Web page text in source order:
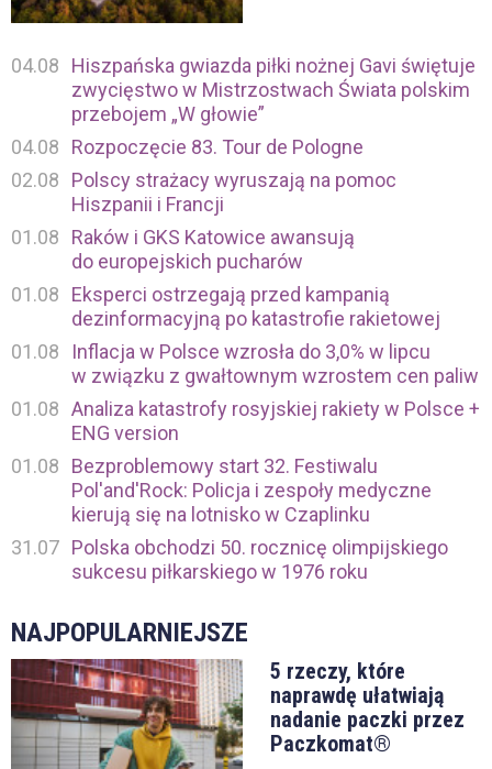
04.08
Hiszpańska gwiazda piłki nożnej Gavi świętuje
zwycięstwo w Mistrzostwach Świata polskim
przebojem „W głowie”
04.08
Rozpoczęcie 83. Tour de Pologne
02.08
Polscy strażacy wyruszają na pomoc
Hiszpanii i Francji
01.08
Raków i GKS Katowice awansują
do europejskich pucharów
01.08
Eksperci ostrzegają przed kampanią
dezinformacyjną po katastrofie rakietowej
01.08
Inflacja w Polsce wzrosła do 3,0% w lipcu
w związku z gwałtownym wzrostem cen paliw
01.08 Analiza katastrofy rosyjskiej rakiety w Polsce +
ENG version
01.08
Bezproblemowy start 32. Festiwalu
Pol'and'Rock: Policja i zespoły medyczne
kierują się na lotnisko w Czaplinku
31.07 Polska obchodzi 50. rocznicę olimpijskiego
sukcesu piłkarskiego w 1976 roku
NAJPOPULARNIEJSZE
5 rzeczy, które
naprawdę ułatwiają
nadanie paczki przez
Paczkomat®